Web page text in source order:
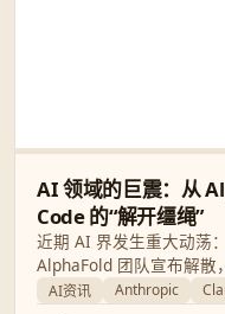
AI 领域的巨震：从
Code 的“解开缰绳”
近期 AI 界发生重大动荡
AlphaFold 团队宣布解散
Anthropic；同时
AI资讯 Anthropic